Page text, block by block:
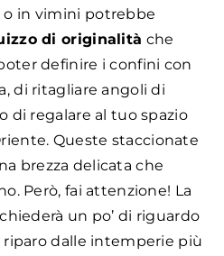
in vimini potrebbe
di originalità che
definire i confini con
di ritagliare angoli di
di regalare al tuo spazio
Queste staccionate
brezza delicata che
Però, fai attenzione! La
un po’ di riguardo
riparo dalle intemperie più